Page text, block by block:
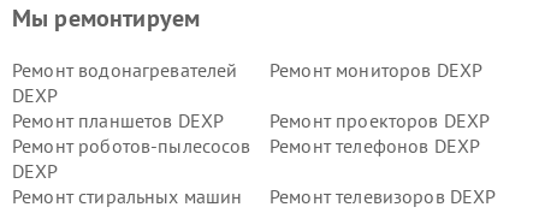
Мы ремонтируем
Ремонт водонагревателей
DEXP
Ремонт мониторов DEXP
Ремонт планшетов DEXP
Ремонт проекторов DEXP
Ремонт роботов-пылесосов
DEXP
Ремонт телефонов DEXP
Ремонт стиральных машин
Ремонт телевизоров DEXP